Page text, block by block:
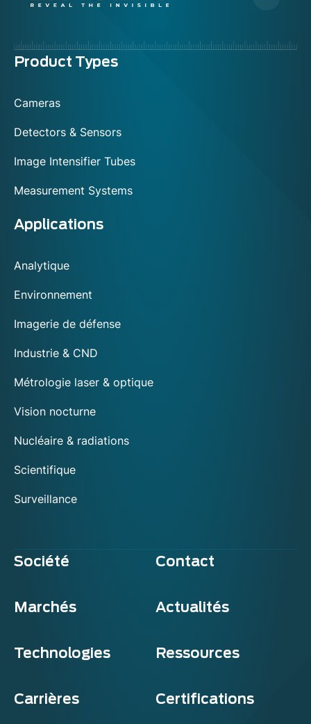
Menu
Product Types
Cameras
Detectors & Sensors
Image Intensifier Tubes
Measurement Systems
Applications
Analytique
Environnement
Imagerie de défense
Industrie & CND
Métrologie laser & optique
Vision nocturne
Nucléaire & radiations
Scientifique
Surveillance
Société Contact
Marchés Actualités
Technologies Ressources
Carrières Certifications